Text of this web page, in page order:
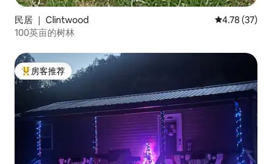
民居 ｜ Clintwood 平均评分
4.78 (37)
100英亩的树林
热门「房客推荐」
房客推荐